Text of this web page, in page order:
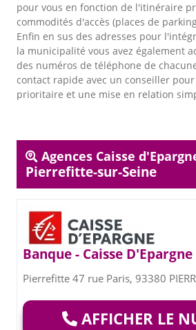
pour vous en fonction de l'itinéraire
commodités d'accès (places de
Enfin en sus des adresses pour
la municipalité vous avez également
des numéros de téléphone de
contact rapide avec un conseiller
prioritaire et une mise en relation
Agences Caisse
Pierrefitte-sur-Seine
Banque - Caisse
Pierrefitte 47 rue Paris, 93380
AFFICHER LE